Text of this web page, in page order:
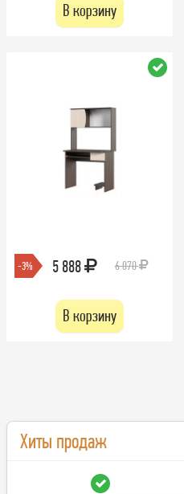
В корзину
-3% 5 888 6 070
В корзину
Хиты продаж